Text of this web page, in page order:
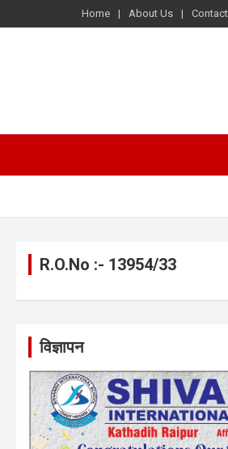
Home About Us
R.O.No :- 13954/33
विज्ञापन